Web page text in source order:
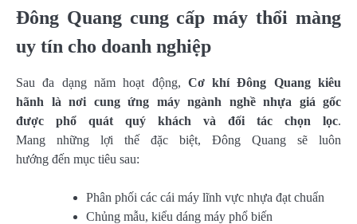
Đông Quang cung cấp máy thổi màng
uy tín cho doanh nghiệp
Sau đa dạng năm hoạt động, Cơ khí Đông Quang kiêu
hãnh là nơi cung ứng máy ngành nghề nhựa giá gốc
được phổ quát quý khách và đối tác chọn lọc.
Mang những lợi thế đặc biệt, Đông Quang sẽ luôn
hướng đến mục tiêu sau:
Phân phối các cái máy lĩnh vực nhựa đạt chuẩn
Chủng mẫu, kiểu dáng máy phổ biến